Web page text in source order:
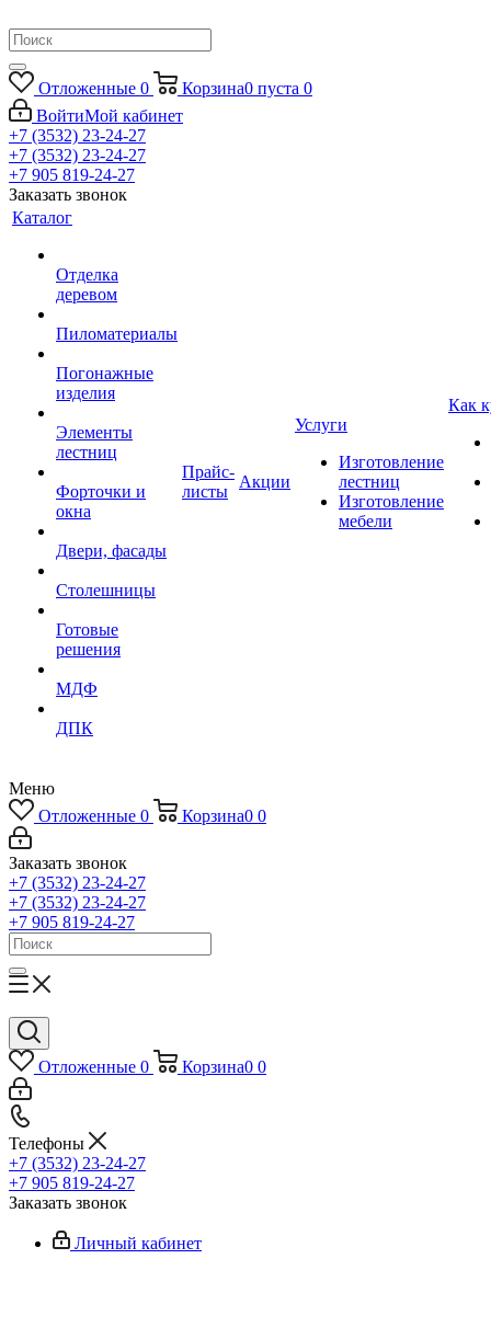
Отложенные 0 Корзина0 пуста 0
ВойтиМой кабинет
+7 (3532) 23-24-27
+7 (3532) 23-24-27
+7 905 819-24-27
Заказать звонок
Каталог
Отделка
деревом
Пиломатериалы
Погонажные
изделия
Элементы
лестниц
Форточки и
окна
Двери, фасады
Столешницы
Готовые
решения
МДФ
ДПК
Прайс-
листы
Акции
Услуги
Изготовление
лестниц
Изготовление
мебели
Как
Меню
Отложенные 0 Корзина0 0
Заказать звонок
+7 (3532) 23-24-27
+7 (3532) 23-24-27
+7 905 819-24-27
Отложенные 0 Корзина0 0
Телефоны
+7 (3532) 23-24-27
+7 905 819-24-27
Заказать звонок
Личный кабинет